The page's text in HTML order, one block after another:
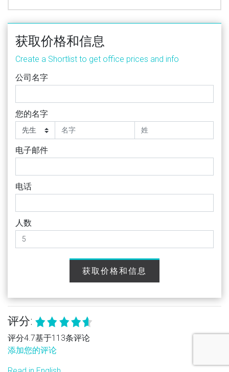
获取价格和信息
Create a Shortlist to get office prices and info
公司名字
您的名字
电子邮件
电话
人数
获取价格和信息
评分:
评分4.7基于113条评论
添加您的评论